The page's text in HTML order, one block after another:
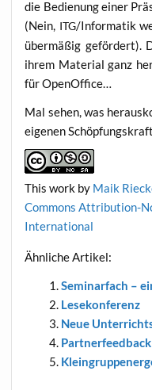
die Bedie­nung einer
(Nein, ITG/Informatik
über­mä­ßig geför­dert).
ihrem Mate­ri­al ganz
für OpenOffice…
Mal sehen, was
eige­nen
This work by Maik
Com­mons Attri­bu­ti­on-
International
Ähn­li­che Artikel:
Semi­nar­fach –
Lese­kon­fe­renz
Neue